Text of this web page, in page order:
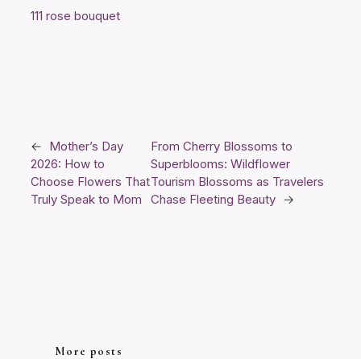
111 rose bouquet
← Mother’s Day
2026: How to
Choose Flowers That
Truly Speak to Mom
From Cherry Blossoms to
Superblooms: Wildflower
Tourism Blossoms as Travelers
Chase Fleeting Beauty →
More posts